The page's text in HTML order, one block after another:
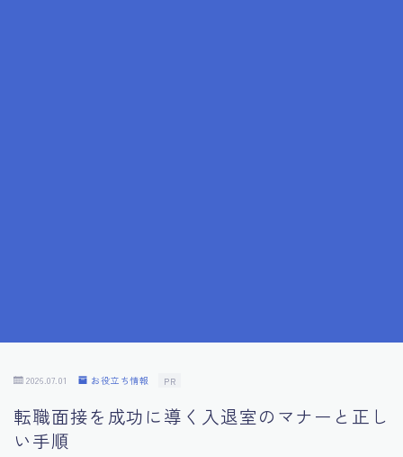
10.フィードバックを活用する方法
11.オンライン面接の成功への鍵
2026.07.01 お役立ち情報 PR
転職面接を成功に導く入退室のマナーと正し
い手順